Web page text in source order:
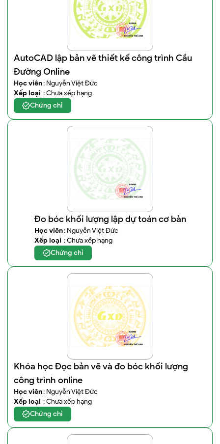
AutoCAD lập bản vẽ thiết kế công trình Cầu
Đường Online
Học viên: Nguyễn Việt Đức
Xếp loại : Chưa xếp hạng
Chứng chỉ
Đo bóc khối lượng lập dự toán cơ bản
Học viên: Nguyễn Việt Đức
Xếp loại : Chưa xếp hạng
Chứng chỉ
Khóa học Đọc bản vẽ và đo bóc khối lượng
công trình online
Học viên: Nguyễn Việt Đức
Xếp loại : Chưa xếp hạng
Chứng chỉ